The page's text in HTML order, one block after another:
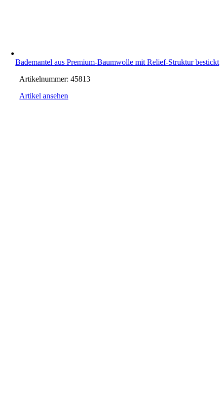
Bademantel aus Premium-Baumwolle mit Relief-Struktur bestickt
Artikelnummer:45813
Artikel ansehen